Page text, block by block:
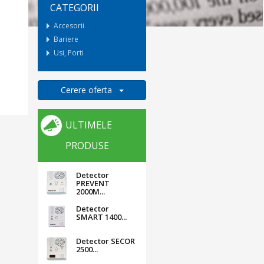
CATEGORII
Accesorii
Bariere
Usi, Porti
Cerere oferta
ULTIMELE
PRODUSE
Detector
PREVENT
2000M...
Detector
SMART 1400...
Detector SECOR
2500...